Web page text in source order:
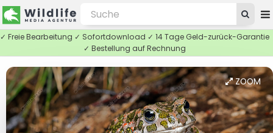
✓ Freie Bearbeitung ✓ Sofortdownload ✓ 14 Tage Geld-zurück-Garantie
✓ Bestellung auf Rechnung
ZOOM